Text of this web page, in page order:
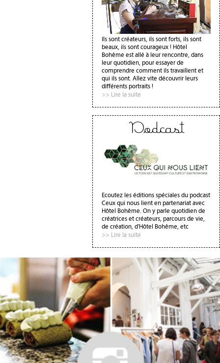
Ils sont créateurs, ils sont forts, ils sont
beaux, ils sont courageux ! Hôtel
Bohême est allé à leur rencontre, dans
leur quotidien, pour essayer de
comprendre comment ils travaillent et
qui ils sont. Allez vite découvrir leurs
différents portraits !
>> Lire la suite
Podcast
Ecoutez les éditions spéciales du podcast
Ceux qui nous lient en partenariat avec
Hôtel Bohême. On y parle quotidien de
créatrices et créateurs, parcours de vie,
de création, d'Hôtel Bohême, etc
>> Lire la suite